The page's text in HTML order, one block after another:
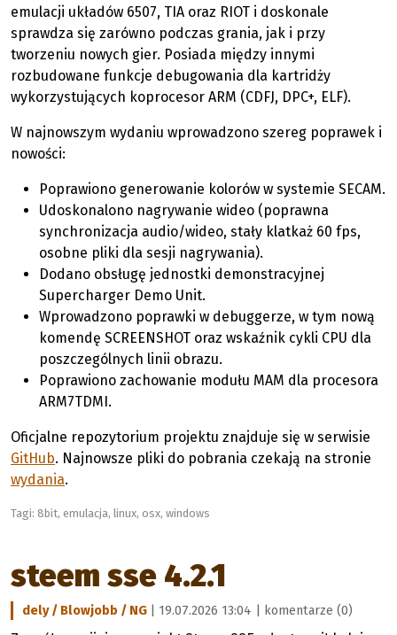
emulacji układów 6507, TIA oraz RIOT i doskonale
sprawdza się zarówno podczas grania, jak i przy
tworzeniu nowych gier. Posiada między innymi
rozbudowane funkcje debugowania dla kartridży
wykorzystujących koprocesor ARM (CDFJ, DPC+, ELF).
W najnowszym wydaniu wprowadzono szereg poprawek i
nowości:
Poprawiono generowanie kolorów w systemie SECAM.
Udoskonalono nagrywanie wideo (poprawna
synchronizacja audio/wideo, stały klatkaż 60 fps,
osobne pliki dla sesji nagrywania).
Dodano obsługę jednostki demonstracyjnej
Supercharger Demo Unit.
Wprowadzono poprawki w debuggerze, w tym nową
komendę SCREENSHOT oraz wskaźnik cykli CPU dla
poszczególnych linii obrazu.
Poprawiono zachowanie modułu MAM dla procesora
ARM7TDMI.
Oficjalne repozytorium projektu znajduje się w serwisie
GitHub. Najnowsze pliki do pobrania czekają na stronie
wydania.
Tagi: 8bit, emulacja, linux, osx, windows
steem sse 4.2.1
dely / Blowjobb / NG | 19.07.2026 13:04 | komentarze (0)